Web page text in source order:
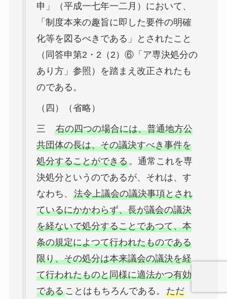
申」（平成一七年一二月）において、
「制度本来の趣旨に即した要件の明確
化等を図るべきである」とされたこと
（同答申第2・2（2）⑥「ア専決処分の
あり方」参照）を踏まえ改正されたも
のである。
（四）（省略）
三 右の四つの場合には、普通地方公
共団体の長は、その議決すべき事件を
処分することができる。通常これを専
決処分というのであるが、それは、す
なわち、 法令上議会の議決事項とされ
ているにかかわらず、長が議会の議決
を経ないで処分することであつて、本
条の規定によつて行われたものである
限り、その処分は本来議会の議決を経
て行われたものと同様に適法かつ有効
であることはもちろんである。 ただ